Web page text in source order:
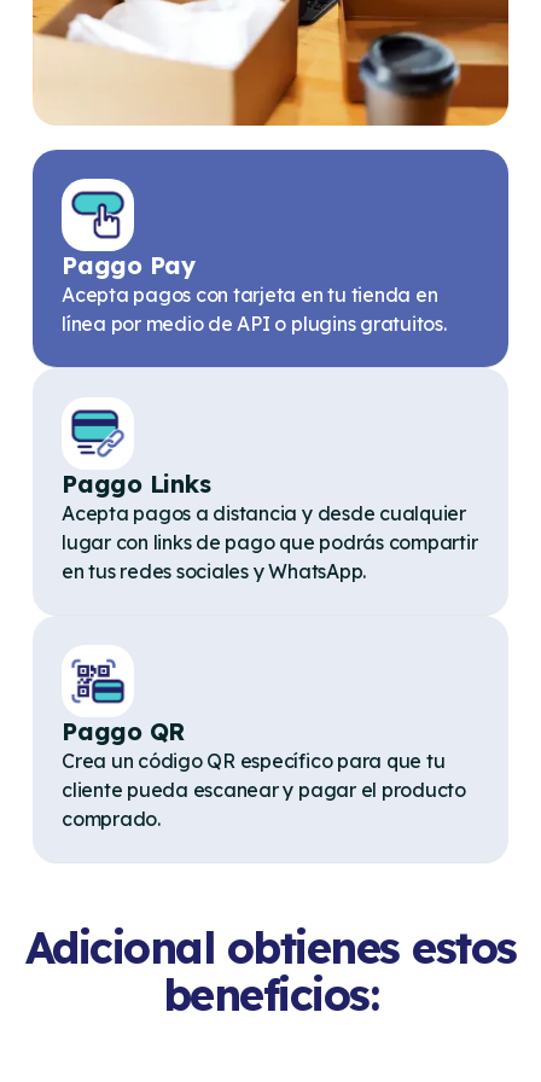
Paggo Pay
Acepta pagos con tarjeta en tu tienda en
línea por medio de API o plugins gratuitos.
Paggo Links
Acepta pagos a distancia y desde cualquier
lugar con links de pago que podrás compartir
en tus redes sociales y WhatsApp.
Paggo QR
Crea un código QR específico para que tu
cliente pueda escanear y pagar el producto
comprado.
Adicional obtienes estos
beneficios: